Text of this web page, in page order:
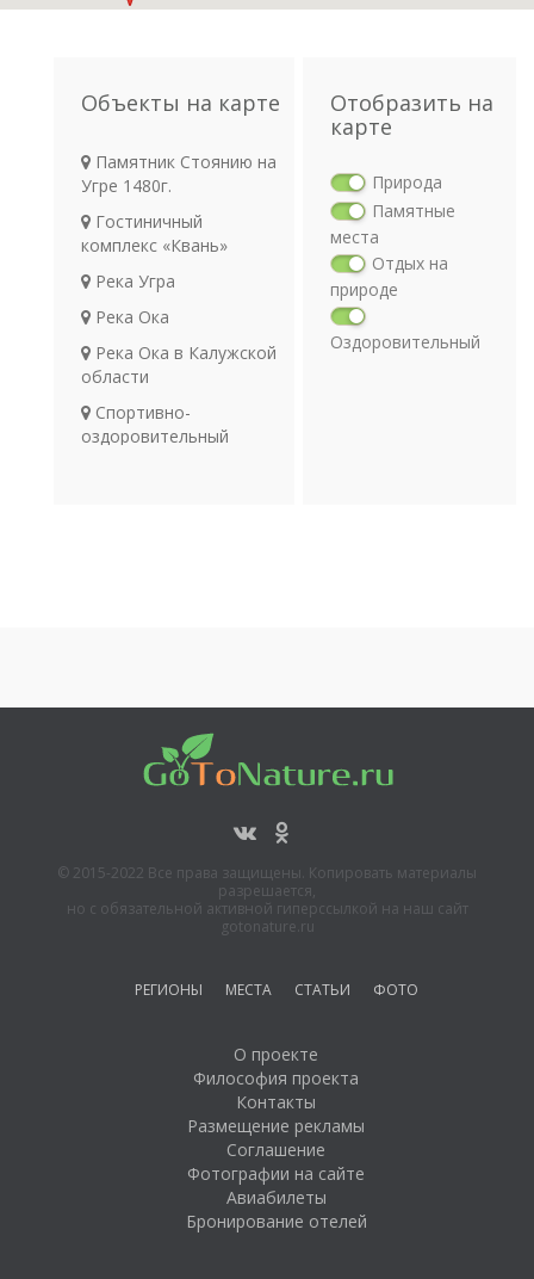
Объекты на карте
Памятник Стоянию на
Угре 1480г.
Гостиничный
комплекс «Квань»
Река Угра
Река Ока
Река Ока в Калужской
области
Спортивно-
оздоровительный
Мемориал
Гнездиловская высота
Горнолыжный курорт
Отобразить на
карте
Природа
Памятные
места
Отдых на
природе
Оздоровительный
© 2015-2022 Все права защищены. Копировать материалы
разрешается,
но с обязательной активной гиперссылкой на наш сайт
gotonature.ru
РЕГИОНЫ МЕСТА СТАТЬИ ФОТО
О проекте
Философия проекта
Контакты
Размещение рекламы
Соглашение
Фотографии на сайте
Авиабилеты
Бронирование отелей